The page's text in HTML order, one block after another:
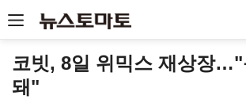
코빗, 8일 위믹스 재상장…"
돼"